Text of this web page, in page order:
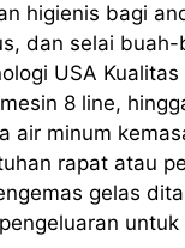
higienis bagi
dan selai
USA
8 line,
air minum
rapat atau
gelas